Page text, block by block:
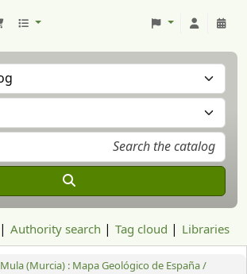
Authority search Tag cloud Libraries
Mula (Murcia) : Mapa Geológico de España /